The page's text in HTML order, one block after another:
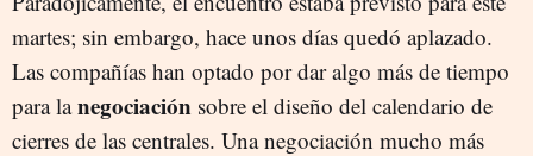
martes; sin embargo, hace unos días quedó aplazado.
Las compañías han optado por dar algo más de tiempo
para lanegociación sobre el diseño del calendario de
cierres de las centrales. Una negociación mucho más